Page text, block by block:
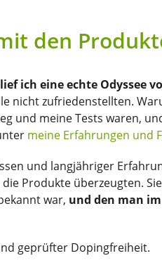
den
ich eine echte Odyssee
nicht zufriedenstellten.
und meine Tests waren,
meine Erfahrungen und
und langjähriger
Produkte überzeugten.
war, und den man
geprüfter Dopingfreiheit.